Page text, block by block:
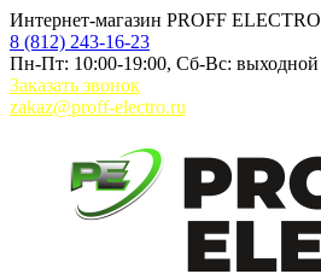
Интернет-магазин PROFF ELECTRO
8 (812) 243-16-23
Пн-Пт: 10:00-19:00, Сб-Вс: выходной
Заказать звонок
zakaz@proff-electro.ru